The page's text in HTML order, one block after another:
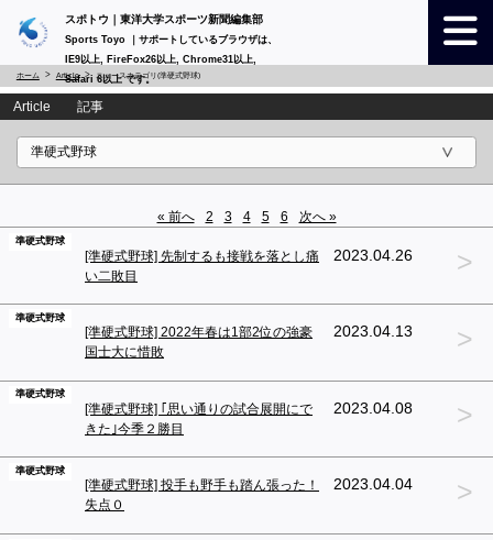
スポトウ｜東洋大学スポーツ新聞編集部
Sports Toyo ｜サポートしているブラウザは、
IE9以上, FireFox26以上, Chrome31以上,
Safari 6以上 です。
ホーム Article ニュースカテゴリ(準硬式野球)
Article 記事
« 前へ 2 3 4 5 6 次へ »
準硬式野球
[準硬式野球] 先制するも接戦を落とし痛
い二敗目
2023.04.26 >
準硬式野球
[準硬式野球] 2022年春は1部2位の強豪
国士大に惜敗
2023.04.13 >
準硬式野球
[準硬式野球] ｢思い通りの試合展開にで
きた｣今季２勝目
2023.04.08 >
準硬式野球
[準硬式野球] 投手も野手も踏ん張った！
失点０
2023.04.04 >